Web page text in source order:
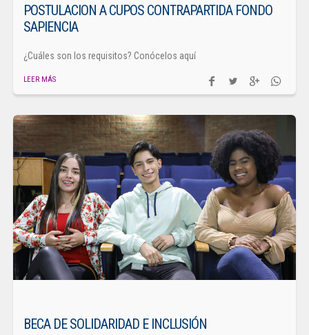
POSTULACION A CUPOS CONTRAPARTIDA FONDO
SAPIENCIA
¿Cuáles son los requisitos? Conócelos aquí
LEER MÁS
BECA DE SOLIDARIDAD E INCLUSIÓN